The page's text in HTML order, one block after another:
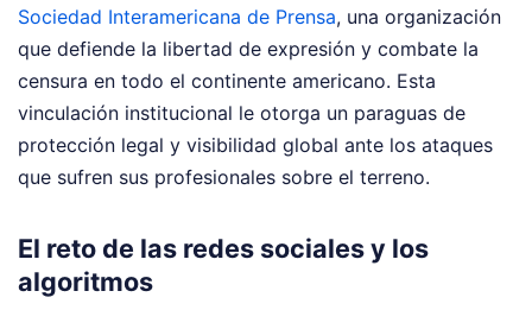
Sociedad Interamericana de Prensa, una organización
que defiende la libertad de expresión y combate la
censura en todo el continente americano. Esta
vinculación institucional le otorga un paraguas de
protección legal y visibilidad global ante los ataques
que sufren sus profesionales sobre el terreno.
El reto de las redes sociales y los
algoritmos